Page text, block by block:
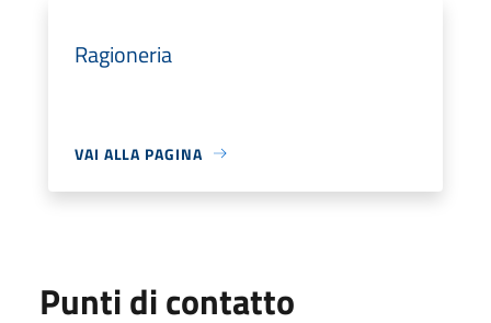
Ragioneria
VAI ALLA PAGINA
Punti di contatto